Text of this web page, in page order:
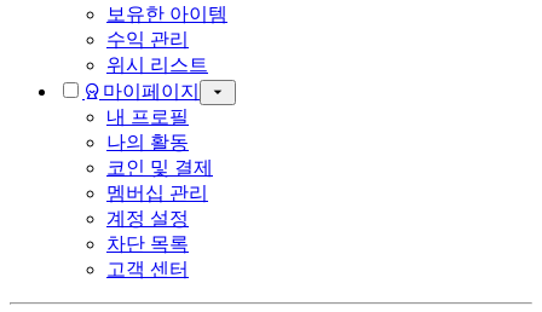
보유한 아이템
수익 관리
위시 리스트
마이페이지
내 프로필
나의 활동
코인 및 결제
멤버십 관리
계정 설정
차단 목록
고객 센터